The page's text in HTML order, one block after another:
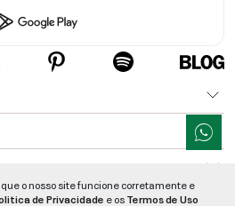
o nosso site funcione corretamente e
de Privacidade e osTermos de Uso